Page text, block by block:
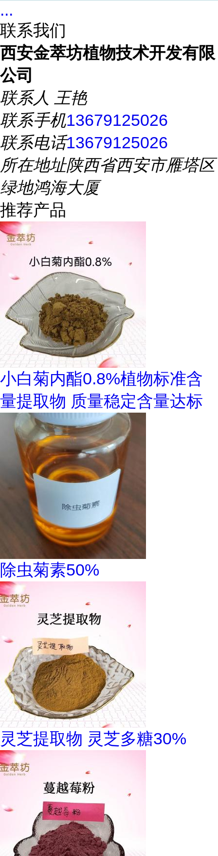
...
联系我们
西安金萃坊植物技术开发有限
公司
联系人 王艳
联系手机13679125026
联系电话13679125026
所在地址陕西省西安市雁塔区
绿地鸿海大厦
推荐产品
小白菊内酯0.8%植物标准含
量提取物 质量稳定含量达标
除虫菊素50%
灵芝提取物 灵芝多糖30%